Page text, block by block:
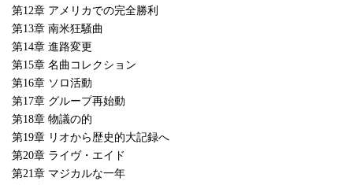
第12章 アメリカでの完全勝利
第13章 南米狂騒曲
第14章 進路変更
第15章 名曲コレクション
第16章 ソロ活動
第17章 グループ再始動
第18章 物議の的
第19章 リオから歴史的大記録へ
第20章 ライヴ・エイド
第21章 マジカルな一年